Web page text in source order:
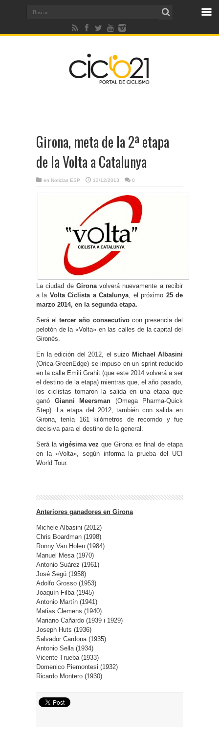
Girona, meta de la 2ª etapa
de la Volta a Catalunya
en Noticias ESP 13/12/2013 0
La ciudad de Gironavolverá nuevamente a recibir
a la Volta Ciclista a Catalunya, el próximo 25 de
marzo 2014, en la segunda etapa.
Será eltercer año consecutivocon presencia del
pelotón de la «Volta» en las calles de la capital del
Gironès.
En la edición del 2012, el suizo Michael Albasini
(Orica-GreenEdge) se impuso en un sprint reducido
en la calle Emili Grahit (que este 2014 volverá a ser
el destino de la etapa) mientras que, el año pasado,
los ciclistas tomaron la salida en una etapa que
ganó Gianni Meersman (Omega Pharma-Quick
Step). La etapa del 2012, también con salida en
Girona, tenía 161 kilómetros de recorrido y fue
decisiva para el destino de la general.
Será la vigésima vez que Girona es final de etapa
en la «Volta», según informa la prueba del UCI
World Tour.
Anteriores ganadores en Girona
Michele Albasini (2012)
Chris Boardman (1998)
Ronny Van Holen (1984)
Manuel Mesa (1970)
Antonio Suárez (1961)
José Segú (1958)
Adolfo Grosso (1953)
Joaquín Filba (1945)
Antonio Martín (1941)
Matias Clemens (1940)
Mariano Cañardo (1939 i 1929)
Joseph Huts (1936)
Salvador Cardona (1935)
Antonio Sella (1934)
Vicente Trueba (1933)
Domenico Piemontesi (1932)
Ricardo Montero (1930)